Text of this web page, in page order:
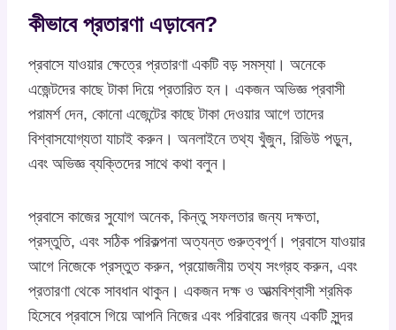
কীভাবে প্রতারণা এড়াবেন?
প্রবাসে যাওয়ার ক্ষেত্রে প্রতারণা একটি বড় সমস্যা। অনেকে
এজেন্টদের কাছে টাকা দিয়ে প্রতারিত হন। একজন অভিজ্ঞ প্রবাসী
পরামর্শ দেন, কোনো এজেন্টের কাছে টাকা দেওয়ার আগে তাদের
বিশ্বাসযোগ্যতা যাচাই করুন। অনলাইনে তথ্য খুঁজুন, রিভিউ পড়ুন,
এবং অভিজ্ঞ ব্যক্তিদের সাথে কথা বলুন।
প্রবাসে কাজের সুযোগ অনেক, কিন্তু সফলতার জন্য দক্ষতা,
প্রস্তুতি, এবং সঠিক পরিকল্পনা অত্যন্ত গুরুত্বপূর্ণ। প্রবাসে যাওয়ার
আগে নিজেকে প্রস্তুত করুন, প্রয়োজনীয় তথ্য সংগ্রহ করুন, এবং
প্রতারণা থেকে সাবধান থাকুন। একজন দক্ষ ও আত্মবিশ্বাসী শ্রমিক
হিসেবে প্রবাসে গিয়ে আপনি নিজের এবং পরিবারের জন্য একটি সুন্দর